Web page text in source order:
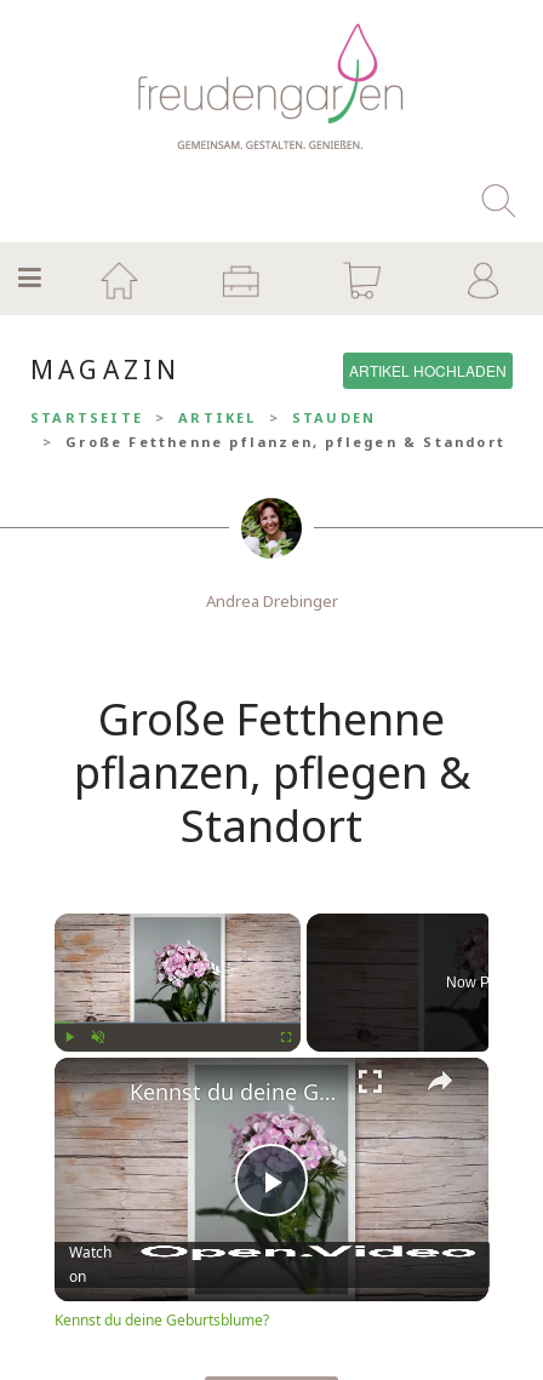
MAGAZIN ARTIKEL HOCHLADEN
STARTSEITE ARTIKEL
STAUDEN
Große Fetthenne pflanzen, pflegen & Standort
Andrea Drebinger
Große Fetthenne
pflanzen, pflegen &
Standort
Fullscreen
Now Playing
Play
Video
Kennst du deine Geburtsblume?
Watch
on
Kennst du deine Geburtsblume?